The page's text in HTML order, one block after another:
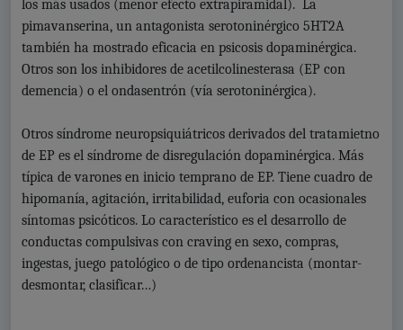
los más usados (menor efecto extrapiramidal). La
pimavanserina, un antagonista serotoninérgico 5HT2A
también ha mostrado eficacia en psicosis dopaminérgica.
Otros son los inhibidores de acetilcolinesterasa (EP con
demencia) o el ondasentrón (vía serotoninérgica).
Otros síndrome neuropsiquiátricos derivados del tratamietno
de EP es el síndrome de disregulación dopaminérgica. Más
típica de varones en inicio temprano de EP. Tiene cuadro de
hipomanía, agitación, irritabilidad, euforia con ocasionales
síntomas psicóticos. Lo característico es el desarrollo de
conductas compulsivas con craving en sexo, compras,
ingestas, juego patológico o de tipo ordenancista (montar-
desmontar, clasificar…)